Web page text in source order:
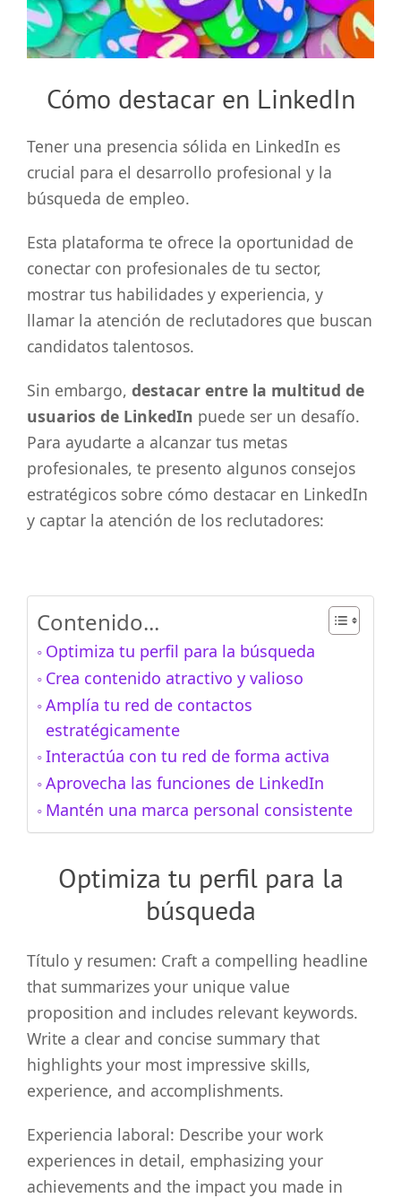
grande
Cómo destacar en LinkedIn
Tener una presencia sólida en LinkedIn es
crucial para el desarrollo profesional y la
búsqueda de empleo.
Esta plataforma te ofrece la oportunidad de
conectar con profesionales de tu sector,
mostrar tus habilidades y experiencia, y
llamar la atención de reclutadores que buscan
candidatos talentosos.
Sin embargo, destacar entre la multitud de
usuarios de LinkedIn puede ser un desafío.
Para ayudarte a alcanzar tus metas
profesionales, te presento algunos consejos
estratégicos sobre cómo destacar en LinkedIn
y captar la atención de los reclutadores:
Contenido...
Optimiza tu perfil para la búsqueda
Crea contenido atractivo y valioso
Amplía tu red de contactos
estratégicamente
Interactúa con tu red de forma activa
Aprovecha las funciones de LinkedIn
Mantén una marca personal consistente
Optimiza tu perfil para la
búsqueda
Título y resumen: Craft a compelling headline
that summarizes your unique value
proposition and includes relevant keywords.
Write a clear and concise summary that
highlights your most impressive skills,
experience, and accomplishments.
Experiencia laboral: Describe your work
experiences in detail, emphasizing your
achievements and the impact you made in